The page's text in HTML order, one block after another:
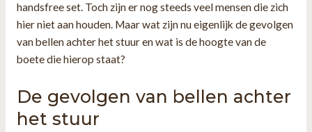
handsfree set. Toch zijn er nog steeds veel mensen die zich
hier niet aan houden. Maar wat zijn nu eigenlijk de gevolgen
van bellen achter het stuur en wat is de hoogte van de
boete die hierop staat?
De gevolgen van bellen achter
het stuur